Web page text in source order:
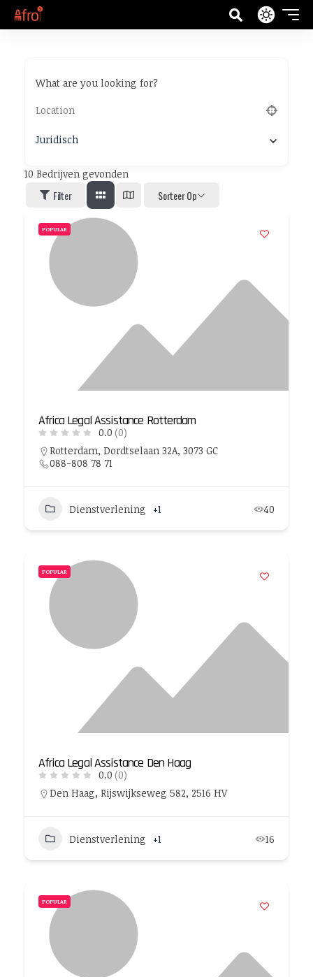
What are you looking for?
Juridisch
10 Bedrijven gevonden
Filter Sorteer Op
POPULAR
Africa Legal Assistance Rotterdam
0.0 (0)
Rotterdam, Dordtselaan 32A, 3073 GC
088-808 78 71
Dienstverlening +1 40
POPULAR
Africa Legal Assistance Den Haag
0.0 (0)
Den Haag, Rijswijkseweg 582, 2516 HV
Dienstverlening +1 16
POPULAR